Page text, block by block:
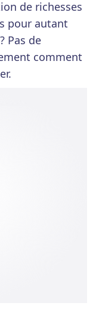
de richesses
pour autant
Pas de
comment